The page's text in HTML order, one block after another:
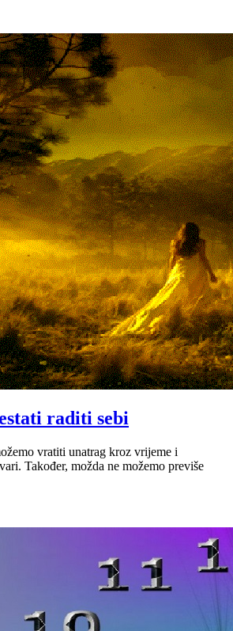
raditi sebi
vratiti unatrag kroz vrijeme i
Također, možda ne možemo previše